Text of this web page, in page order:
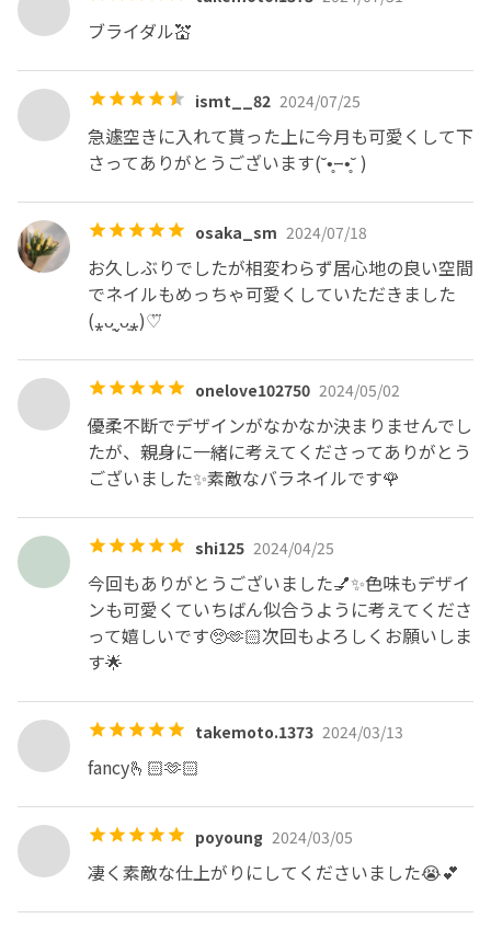
ブライダル💒
ismt__82 2024/07/25
急遽空きに入れて貰った上に今月も可愛くして下
さってありがとうございます(˘•̥⧿•̥˘ )
osaka_sm 2024/07/18
お久しぶりでしたが相変わらず居心地の良い空間
でネイルもめっちゃ可愛くしていただきました
(⁎ᴗ͈ˬᴗ͈⁎)♡⃛
onelove102750 2024/05/02
優柔不断でデザインがなかなか決まりませんでし
たが、親身に一緒に考えてくださってありがとう
ございました✨️素敵なバラネイルです🌹
shi125 2024/04/25
今回もありがとうございました💅✨色味もデザイ
ンも可愛くていちばん似合うように考えてくださ
って嬉しいです🥺🫶🏻次回もよろしくお願いしま
す🌟
takemoto.1373 2024/03/13
fancy🫰🏻🫶🏻
poyoung 2024/03/05
凄く素敵な仕上がりにしてくださいました😭💕